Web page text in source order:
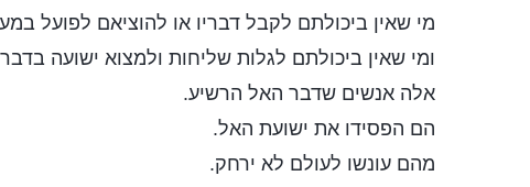
מי שאין ביכולתם לקבל דבריו או להוציאם לפועל
ומי שאין ביכולתם לגלות שליחות ולמצוא ישועה
אלה אנשים שדבר האל הרשיע.
הם הפסידו את ישועת האל.
מהם עונשו לעולם לא ירחק.